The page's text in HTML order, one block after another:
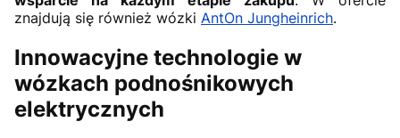
znajdują się również wózki AntOn Jungheinrich.
Innowacyjne technologie w
wózkach podnośnikowych
elektrycznych